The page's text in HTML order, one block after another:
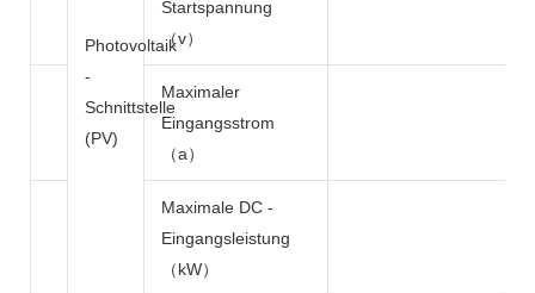
Photovoltaik
-
Schnittstelle
(PV)
Startspannung
（v）
Maximaler
Eingangsstrom
（a）
Maximale DC -
Eingangsleistung
（kW）